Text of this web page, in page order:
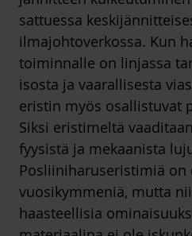
sattuessa
ilmajohtoverkossa. Kun
toiminnalle on linjassa
isosta ja vaarallisesta
eristin myös osallistuvat
Siksi eristimeltä
fyysistä ja mekaanista
Posliiniharuseristimiä on
vuosikymmeniä, mutta
haasteellisia